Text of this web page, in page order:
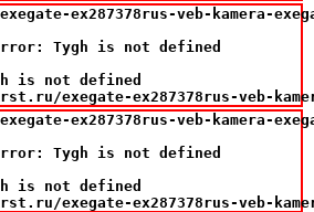
ex287378rus-veb-kamera-
Tygh is not defined
is not defined
exegate-ex287378rus-veb-
ex287378rus-veb-kamera-
Tygh is not defined
is not defined
exegate-ex287378rus-veb-